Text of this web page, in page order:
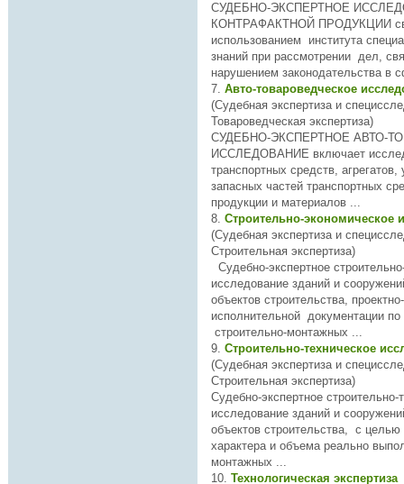
СУДЕБНО-ЭКСПЕРТНОЕ
КОНТРАФАКТНОЙ ПРОДУКЦИИ
использованием института
знаний при рассмотрении дел,
нарушением законодательства в
7. Авто-товароведческое
(Судебная экспертиза и
Товароведческая экспертиза)
СУДЕБНО-ЭКСПЕРТНОЕ АВТО-
ИССЛЕДОВАНИЕ включает
транспортных средств,
запасных частей транспортных
продукции и материалов ...
8. Строительно-экономическое
(Судебная экспертиза и
Строительная экспертиза)
Судебно-экспертное
исследование зданий и сооружений
объектов строительства,
исполнительной документации по
строительно-монтажных ...
9. Строительно-техническое
(Судебная экспертиза и
Строительная экспертиза)
Судебно-экспертное строительно-
исследование зданий и сооружений
объектов строительства, с
характера и объема реально
монтажных ...
10. Технологическая экспертиза